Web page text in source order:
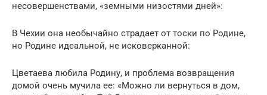
несовершенствами, «земными низостями дней»:
В Чехии она необычайно страдает от тоски по Родине,
но Родине идеальной, не исковерканной:
Цветаева любила Родину, и проблема возвращения
домой очень мучила ее: «Можно ли вернуться в дом,